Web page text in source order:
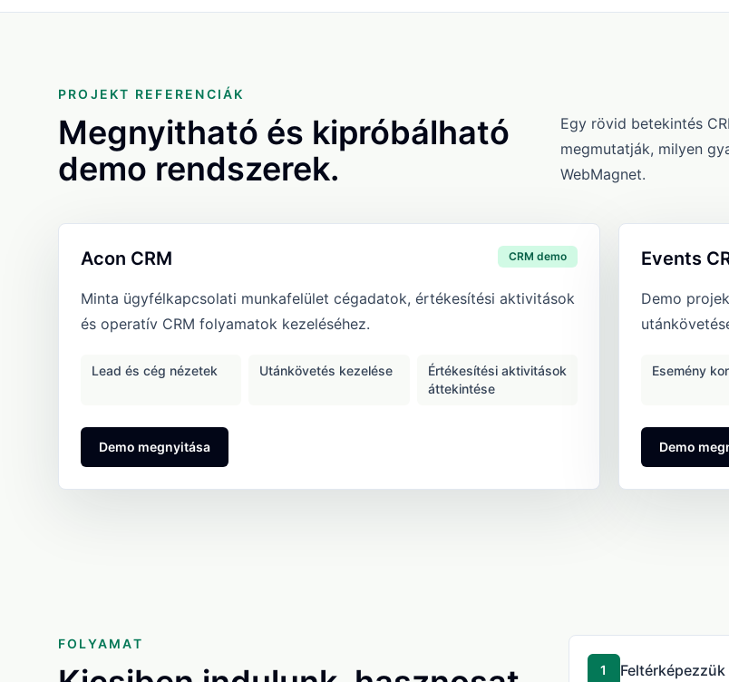
PROJEKT REFERENCIÁK
Megnyitható és kipróbálható
demo rendszerek.
Egy rövid betekintés
megmutatják, milyen
WebMagnet.
Acon CRM CRM demo
Minta ügyfélkapcsolati munkafelület cégadatok, értékesítési aktivitások
és operatív CRM folyamatok kezeléséhez.
Lead és cég nézetek Utánkövetés kezelése
Értékesítési aktivitások
áttekintése
Demo megnyitása
: Acon CRM
Events
Demo
Esemény
Demo
: Events
FOLYAMAT
1